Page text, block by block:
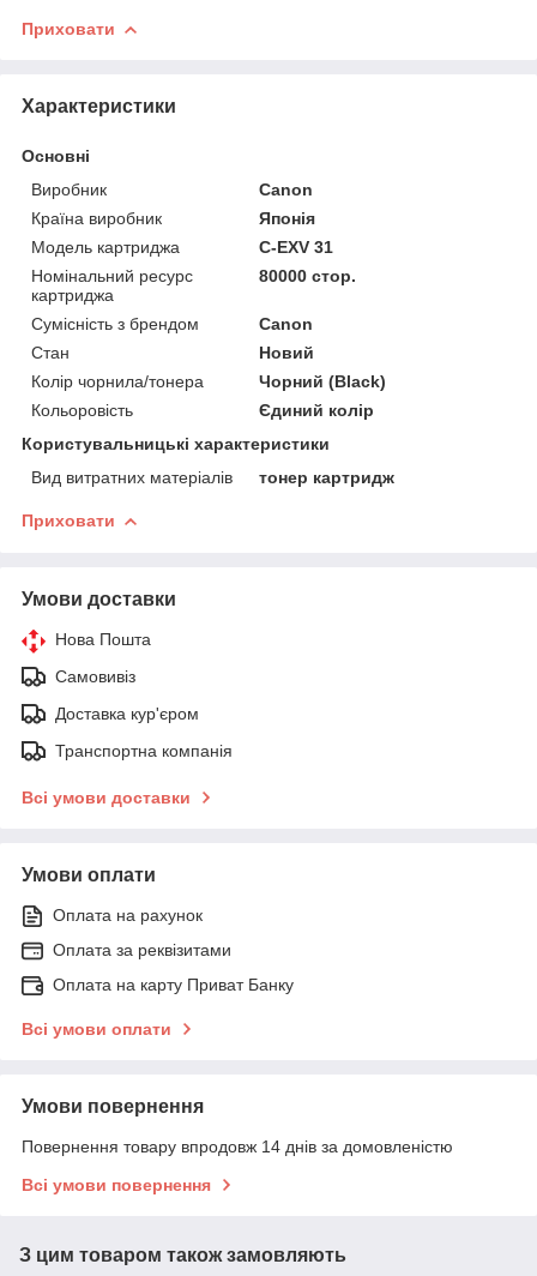
Приховати
Характеристики
Основні
Виробник
Canon
Країна виробник
Японія
Модель картриджа
C-EXV 31
Номінальний ресурс
картриджа
80000 стор.
Сумісність з брендом
Canon
Стан
Новий
Колір чорнила/тонера
Чорний (Black)
Кольоровість
Єдиний колір
Користувальницькі характеристики
Вид витратних матеріалів
тонер картридж
Приховати
Умови доставки
Нова Пошта
Самовивіз
Доставка кур'єром
Транспортна компанія
Всі умови доставки
Умови оплати
Оплата на рахунок
Оплата за реквізитами
Оплата на карту Приват Банку
Всі умови оплати
Умови повернення
Повернення товару впродовж 14 днів за домовленістю
Всі умови повернення
З цим товаром також замовляють